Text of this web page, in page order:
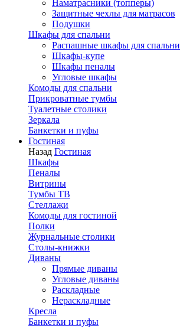
Наматрасники (топперы)
Защитные чехлы для матрасов
Подушки
Шкафы для спальни
Распашные шкафы для спальни
Шкафы-купе
Шкафы пеналы
Угловые шкафы
Комоды для спальни
Прикроватные тумбы
Туалетные столики
Зеркала
Банкетки и пуфы
Гостиная
Назад Гостиная
Шкафы
Пеналы
Витрины
Тумбы ТВ
Стеллажи
Комоды для гостиной
Полки
Журнальные столики
Столы-книжки
Диваны
Прямые диваны
Угловые диваны
Раскладные
Нераскладные
Кресла
Банкетки и пуфы